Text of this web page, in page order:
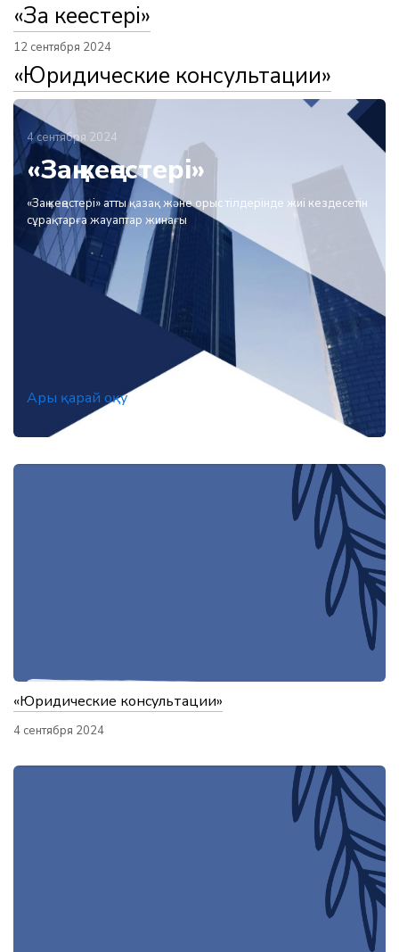
«Заң кеңестері»
12 сентября 2024
«Юридические консультации»
4 сентября 2024
«Заң кеңестері»
«Заң кеңестері» атты қазақ және орыс тілдерінде жиі кездесетін
сұрақтарға жауаптар жинағы
Ары қарай оқу
«Юридические консультации»
4 сентября 2024